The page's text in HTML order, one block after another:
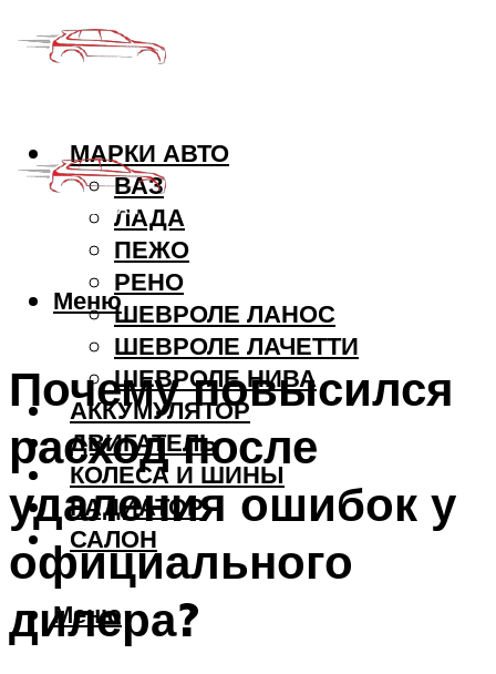
МАРКИ АВТО
ВАЗ
ЛАДА
ПЕЖО
РЕНО
ШЕВРОЛЕ ЛАНОС
ШЕВРОЛЕ ЛАЧЕТТИ
ШЕВРОЛЕ НИВА
АККУМУЛЯТОР
ДВИГАТЕЛЬ
КОЛЕСА И ШИНЫ
РАДИАТОР
САЛОН
Меню
Меню
Почему повысился
расход после
удаления ошибок у
официального
дилера?